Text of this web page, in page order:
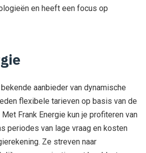
en heeft een focus op
aanbieder van dynamische
flexibele tarieven op basis van de
Frank Energie kun je profiteren van
periodes van lage vraag en kosten
Ze streven naar